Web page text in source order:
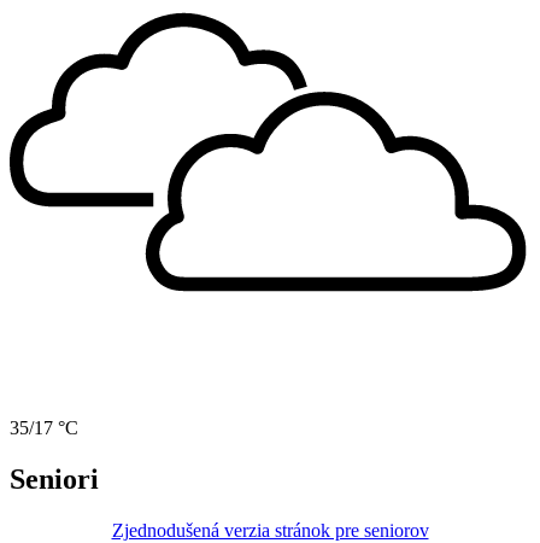
35/17 °C
Seniori
Zjednodušená verzia stránok pre seniorov